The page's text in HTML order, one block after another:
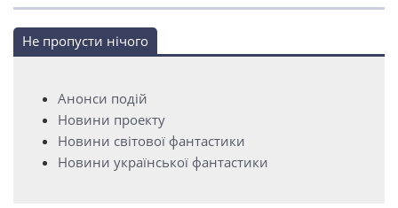
Не пропусти нічого
Анонси подій
Новини проекту
Новини світової фантастики
Новини української фантастики